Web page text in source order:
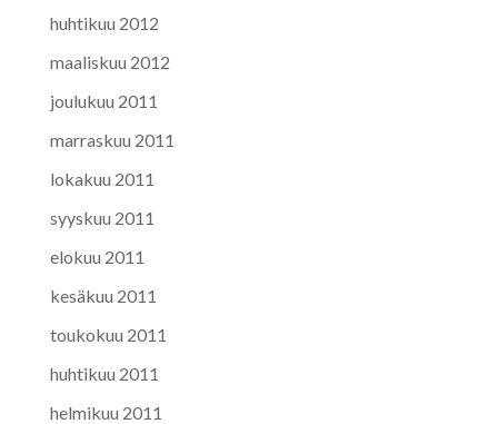
huhtikuu 2012
maaliskuu 2012
joulukuu 2011
marraskuu 2011
lokakuu 2011
syyskuu 2011
elokuu 2011
kesäkuu 2011
toukokuu 2011
huhtikuu 2011
helmikuu 2011